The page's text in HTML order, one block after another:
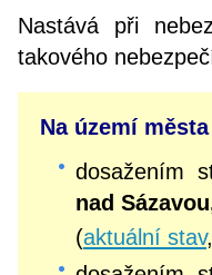
Nastává při
takového
Na území
dosažením
nad
(aktuální stav